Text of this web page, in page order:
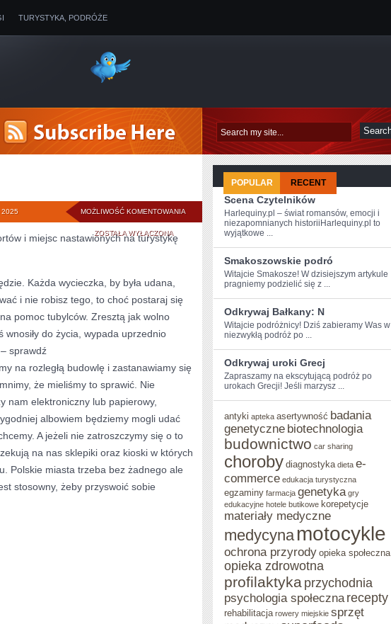
TURYSTYKA, PODRÓŻE
MOŻLIWOŚĆ KOMENTOWANIA ATRAKCJE
TURYSTYCZNE
ZOSTAŁA WYŁĄCZONA
2025
i miejsc nastawionych na turystykę
Każda wycieczka, by była udana,
i nie robisz tego, to choć postaraj się
pomoc tubylców. Zresztą jak wolno
do życia, wypada uprzednio
sprawdź
na rozległą budowlę i zastanawiamy się
że mieliśmy to sprawić. Nie
nam elektroniczny lub papierowy,
albowiem będziemy mogli udać
A jeżeli nie zatroszczymy się o to
na nas sklepiki oraz kioski w których
Polskie miasta trzeba bez żadnego ale
stosowny, żeby przyswoić sobie
POPULAR RECENT
Scena Czytelników
Harlequiny.pl – świat romansów, emocji i
niezapomnianych historiiHarlequiny.pl to
wyjątkowe ...
Smakoszowskie podró
Witajcie Smakosze! W dzisiejszym artykule
pragniemy podzielić się z‍ ...
Odkrywaj Bałkany: N
Witajcie podróżnicy! Dziś zabieramy Was w
niezwykłą podróż po ...
Odkrywaj uroki Grecj
Zapraszamy na ekscytującą podróż po
urokach Grecji! Jeśli marzysz ...
antyki apteka asertywność badania
genetyczne biotechnologia
budownictwo car sharing
choroby diagnostyka dieta e-
commerce edukacja turystyczna
egzaminy farmacja genetyka gry
edukacyjne hotele butikowe korepetycje
materiały medyczne
medycyna motocykle
ochrona przyrody opieka społeczna
opieka zdrowotna
profilaktyka przychodnia
psychologia społeczna recepty
rehabilitacja rowery miejskie sprzęt